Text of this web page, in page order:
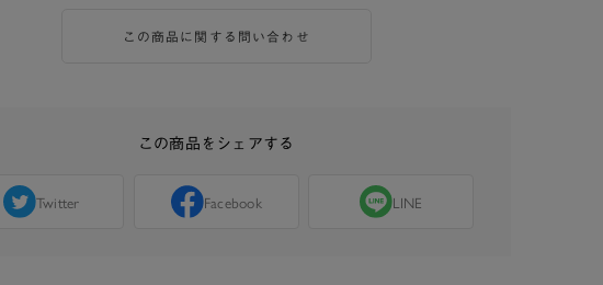
この商品に関する問い合わせ
この商品をシェアする
Twitter Facebook LINE